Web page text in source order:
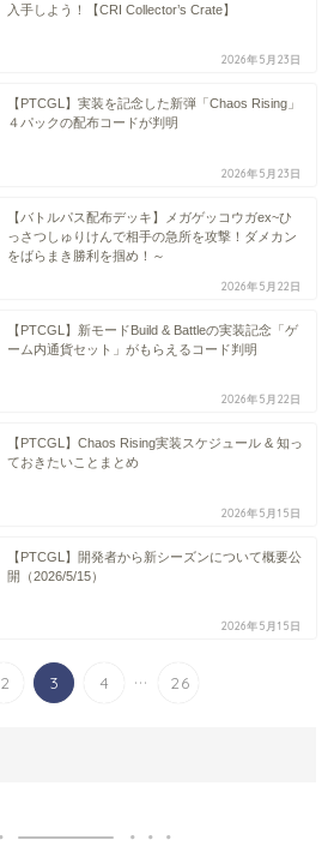
入手しよう！【CRI Collector’s Crate】
2026年5月23日
【PTCGL】実装を記念した新弾「Chaos Rising」
４パックの配布コードが判明
2026年5月23日
【バトルパス配布デッキ】メガゲッコウガex~ひ
っさつしゅりけんで相手の急所を攻撃！ダメカン
をばらまき勝利を掴め！～
2026年5月22日
【PTCGL】新モードBuild & Battleの実装記念「ゲ
ーム内通貨セット」がもらえるコード判明
2026年5月22日
【PTCGL】Chaos Rising実装スケジュール & 知っ
ておきたいことまとめ
2026年5月15日
【PTCGL】開発者から新シーズンについて概要公
開（2026/5/15）
2026年5月15日
2 3 4 ... 26